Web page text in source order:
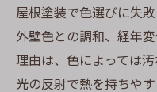
屋根塗装で色選びに失
外壁色との調和、経年
理由は、色によっては
光の反射で熱を持ちや